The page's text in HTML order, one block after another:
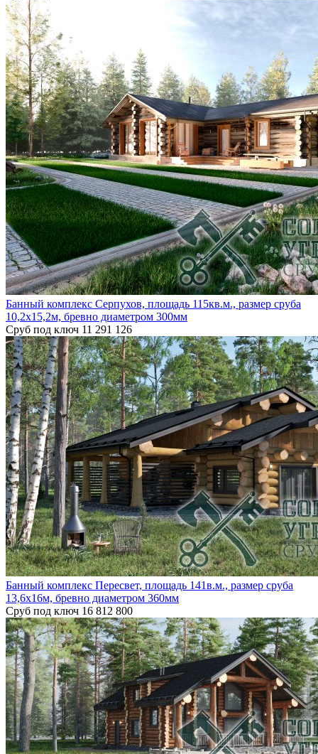
Банный комплекс Серпухов, площадь 115кв.м., размер сруба
10,2х15,2м, бревно диаметром 300мм
Сруб под ключ 11 291 126
Банный комплекс Пересвет, площадь 141в.м., размер сруба
13,6х16м, бревно диаметром 360мм
Сруб под ключ 16 812 800